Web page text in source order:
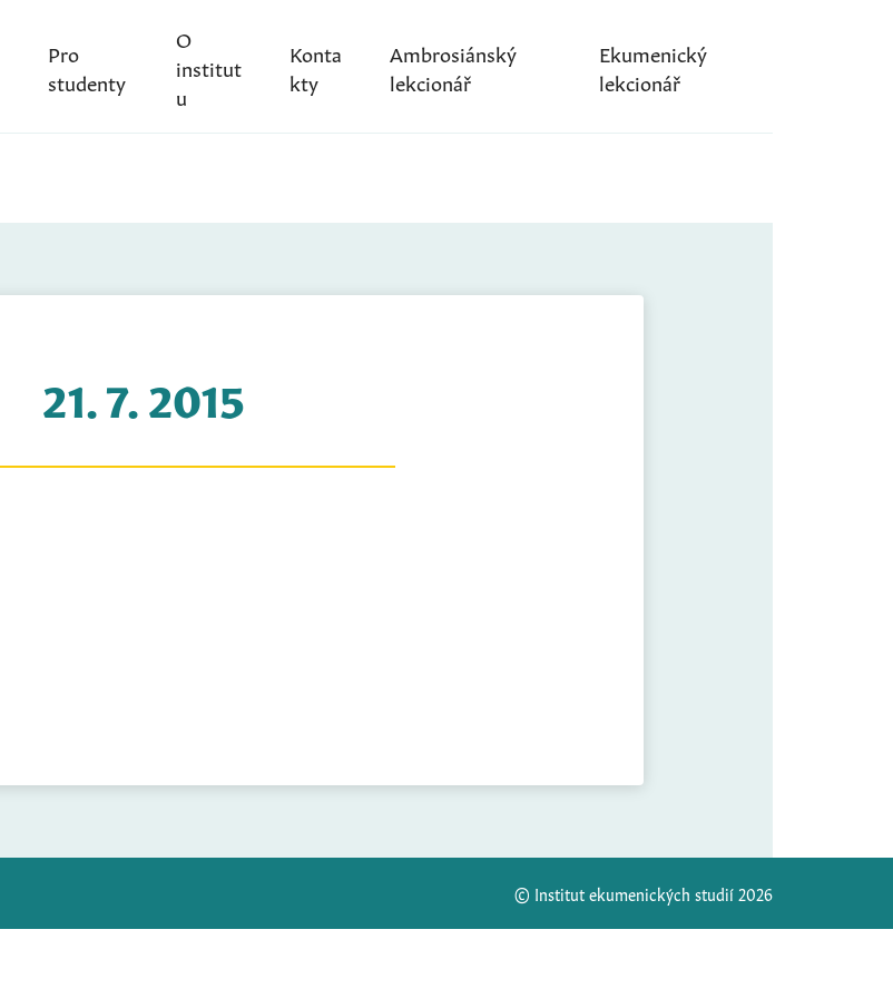
Pro
studenty
O
institut
u
Konta
kty
Ambrosiánský
lekcionář
Ekumenický
lekcionář
21. 7. 2015
© Institut ekumenických studií 2026